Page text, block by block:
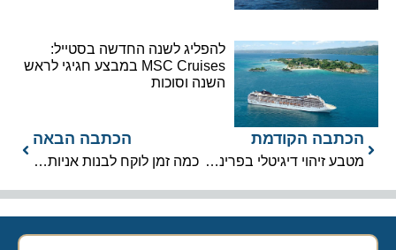
להפליג לשנה החדשה בסטייל:
MSC Cruises במבצע חגיגי לראש
השנה וסוכות
הכתבה הקודמת
מטבע זיהוי דיגיטלי בפרינסס קרוזס נכנס לשימוש באופן רשמי
הכתבה הבאה
כמה זמן לוקח לבנות אניות נוסעים ומחיר בנייתן ?